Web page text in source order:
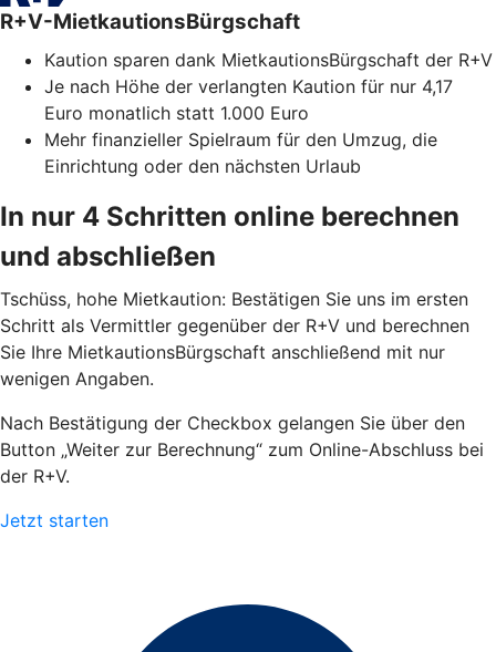
R+V-MietkautionsBürgschaft
Kaution sparen dank MietkautionsBürgschaft der R+V
Je nach Höhe der verlangten Kaution für nur 4,17
Euro monatlich statt 1.000 Euro
Mehr finanzieller Spielraum für den Umzug, die
Einrichtung oder den nächsten Urlaub
In nur 4 Schritten online berechnen
und abschließen
Tschüss, hohe Mietkaution: Bestätigen Sie uns im ersten
Schritt als Vermittler gegenüber der R+V und berechnen
Sie Ihre MietkautionsBürgschaft anschließend mit nur
wenigen Angaben.
Nach Bestätigung der Checkbox gelangen Sie über den
Button „Weiter zur Berechnung“ zum Online-Abschluss bei
der R+V.
Jetzt starten